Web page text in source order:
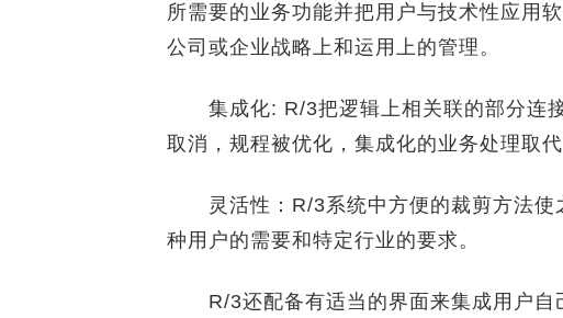
所需要的业务功能并把用户与技术性应用
公司或企业战略上和运用上的管理。
集成化: R/3把逻辑上相关联的部分连接
取消，规程被优化，集成化的业务处理取
灵活性：R/3系统中方便的裁剪方法使
种用户的需要和特定行业的要求。
R/3还配备有适当的界面来集成用户自